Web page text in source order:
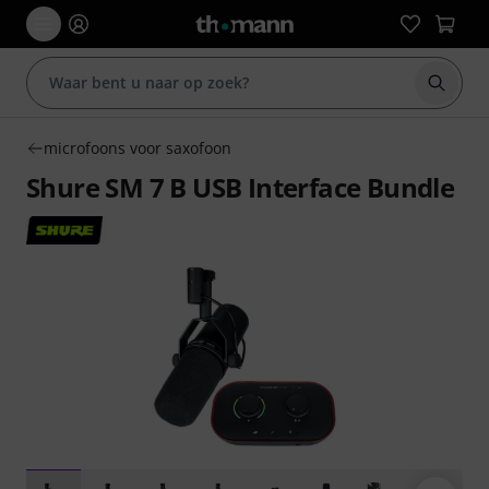
Zoek
microfoons voor saxofoon
Shure SM 7 B USB Interface Bundle